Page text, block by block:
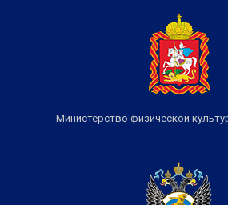
Министерство физической